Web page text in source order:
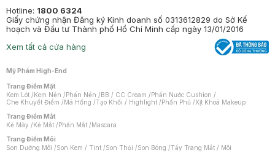
Hotline: 1800 6324
Giấy chứng nhận Đăng ký Kinh doanh số 0313612829 do Sở Kế
hoạch và Đầu tư Thành phố Hồ Chí Minh cấp ngày 13/01/2016
Xem tất cả cửa hàng
Mỹ Phẩm High-End
Trang Điểm Mặt
Kem Lót /Kem Nền /Phấn Nền /BB / CC Cream /Phấn Nước Cushion /
Che Khuyết Điểm /Má Hồng /Tạo Khối / Highlight /Phấn Phủ /Xịt Khoá Makeup
Trang Điểm Mắt
Kẻ Mày /Kẻ Mắt /Phấn Mắt /Mascara
Trang Điểm Môi
Son Dưỡng Môi /Son Kem / Tint /Son Thỏi /Son Bóng /Tẩy Trang Mắt / Môi